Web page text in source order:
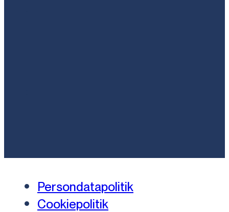
Persondatapolitik
Cookiepolitik